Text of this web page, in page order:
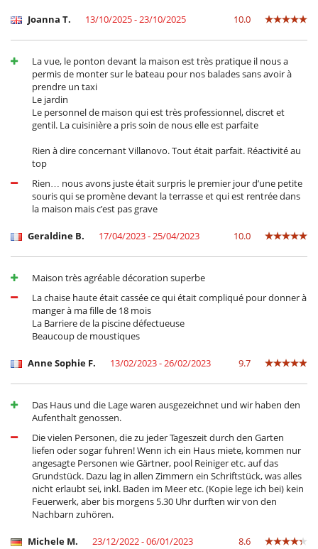
Joanna T. 13/10/2025 - 23/10/2025 10.0
La vue, le ponton devant la maison est très pratique il nous a
permis de monter sur le bateau pour nos balades sans avoir à
prendre un taxi
Le jardin
Le personnel de maison qui est très professionnel, discret et
gentil. La cuisinière a pris soin de nous elle est parfaite
Rien à dire concernant Villanovo. Tout était parfait. Réactivité au
top
Rien… nous avons juste était surpris le premier jour d’une petite
souris qui se promène devant la terrasse et qui est rentrée dans
la maison mais c’est pas grave
Geraldine B. 17/04/2023 - 25/04/2023 10.0
Maison très agréable décoration superbe
La chaise haute était cassée ce qui était compliqué pour donner à
manger à ma fille de 18 mois
La Barriere de la piscine défectueuse
Beaucoup de moustiques
Anne Sophie F. 13/02/2023 - 26/02/2023 9.7
Das Haus und die Lage waren ausgezeichnet und wir haben den
Aufenthalt genossen.
Die vielen Personen, die zu jeder Tageszeit durch den Garten
liefen oder sogar fuhren! Wenn ich ein Haus miete, kommen nur
angesagte Personen wie Gärtner, pool Reiniger etc. auf das
Grundstück. Dazu lag in allen Zimmern ein Schriftstück, was alles
nicht erlaubt sei, inkl. Baden im Meer etc. (Kopie lege ich bei) kein
Feuerwerk, aber bis morgens 5.30 Uhr durften wir von den
Nachbarn zuhören.
Michele M. 23/12/2022 - 06/01/2023 8.6